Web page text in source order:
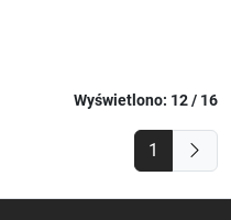
Wyświetlono: 12 / 16
1